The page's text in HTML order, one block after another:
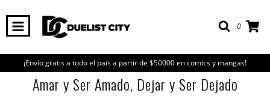
0
¡Envío gratis a todo el país a partir de $50000 en comics y mangas!
Amar y Ser Amado, Dejar y Ser Dejado